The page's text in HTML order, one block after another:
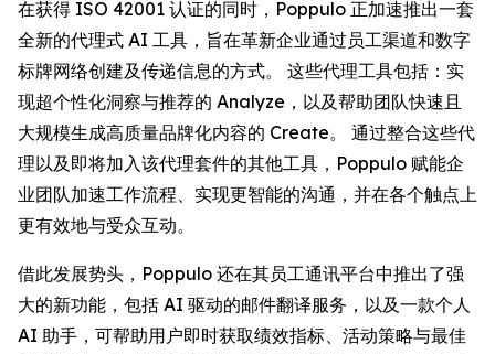
在获得 ISO 42001 认证的同时，Poppulo 正加速推出一套
全新的代理式 AI 工具，旨在革新企业通过员工渠道和数字
标牌网络创建及传递信息的方式。 这些代理工具包括：实
现超个性化洞察与推荐的 Analyze ，以及帮助团队快速且
大规模生成高质量品牌化内容的 Create。 通过整合这些代
理以及即将加入该代理套件的其他工具，Poppulo 赋能企
业团队加速工作流程、实现更智能的沟通，并在各个触点上
更有效地与受众互动。
借此发展势头，Poppulo 还在其员工通讯平台中推出了强
大的新功能，包括 AI 驱动的邮件翻译服务，以及一款个人
AI 助手，可帮助用户即时获取绩效指标、活动策略与最佳